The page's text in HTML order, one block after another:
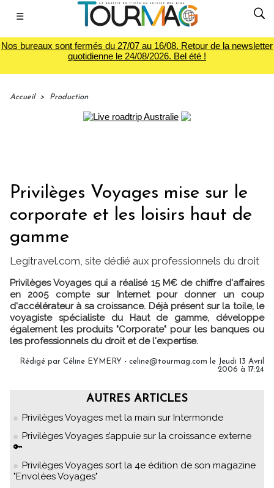
☰
Nos bureaux sont fermés du 27/07 au 16/08. Retour de la newsletter
quotidienne le 24/08/2026. Bel été !
Accueil > Production
Privilèges Voyages mise sur le
corporate et les loisirs haut de
gamme
Legitravel.com, site dédié aux professionnels du droit
Privilèges Voyages qui a réalisé 15 M€ de chiffre d'affaires
en 2005 compte sur Internet pour donner un coup
d'accélérateur à sa croissance. Déjà présent sur la toile, le
voyagiste spécialiste du Haut de gamme, développe
également les produits "Corporate" pour les banques ou
les professionnels du droit et de l'expertise.
Rédigé par Céline EYMERY - celine@tourmag.com le Jeudi 13 Avril
2006 à 17:24
AUTRES ARTICLES
Privilèges Voyages met la main sur Intermonde
Privilèges Voyages s’appuie sur la croissance externe
🔑
Privilèges Voyages sort la 4e édition de son magazine
"Envolées Voyages"